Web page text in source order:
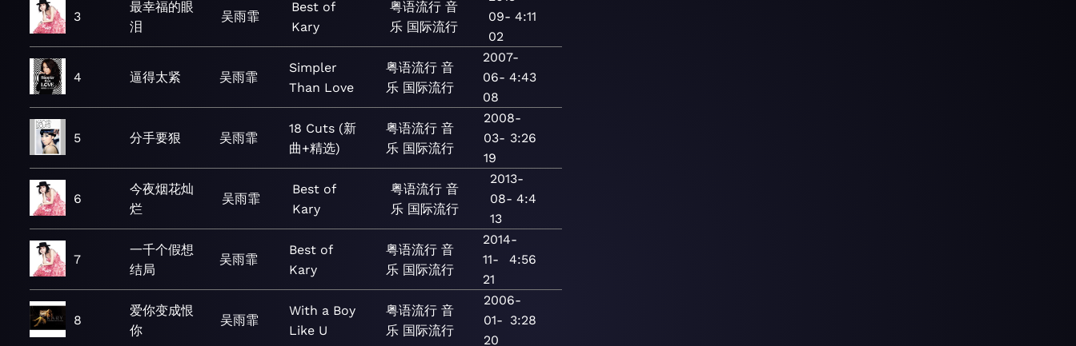
3
最幸福的眼
泪
吴雨霏
Best of
Kary
粤语流行 音
乐 国际流行
09-
02
4:11
4 逼得太紧 吴雨霏
Simpler
Than Love
粤语流行 音
乐 国际流行
2007-
06-
08
4:43
5 分手要狠 吴雨霏
18 Cuts (新
曲+精选)
粤语流行 音
乐 国际流行
2008-
03-
19
3:26
6
今夜烟花灿
烂
吴雨霏
Best of
Kary
粤语流行 音
乐 国际流行
2013-
08-
13
4:4
7
一千个假想
结局
吴雨霏
Best of
Kary
粤语流行 音
乐 国际流行
2014-
11-
21
4:56
8
爱你变成恨
你
吴雨霏
With a Boy
Like U
粤语流行 音
乐 国际流行
2006-
01-
20
3:28